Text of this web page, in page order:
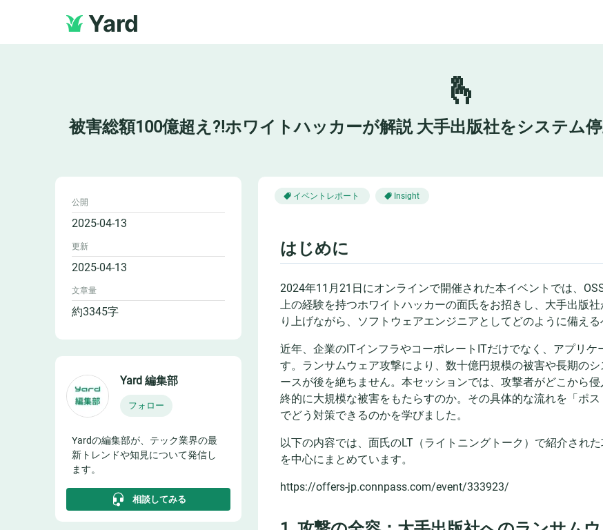
Yard
🫰
被害総額100億超え⁈ホワイトハッカーが解説 大手出版社をシステム
公開
2025-04-13
更新
2025-04-13
文章量
約3345字
Yard 編集部
フォロー
Yardの編集部が、テック業界の最
新トレンドや知見について発信し
ます。
相談してみる
イベントレポート Insight
はじめに
2024年11月21日にオンラインで開催された本イベントでは、
上の経験を持つホワイトハッカーの面氏をお招きし、大手出版
り上げながら、ソフトウェアエンジニアとしてどのように備える
近年、企業のITインフラやコーポレートITだけでなく、アプリ
す。ランサムウェア攻撃により、数十億円規模の被害や長期の
ースが後を絶ちません。本セッションでは、攻撃者がどこから
終的に大規模な被害をもたらすのか。その具体的な流れを「ポ
でどう対策できるのかを学びました。
以下の内容では、面氏のLT（ライトニングトーク）で紹介され
を中心にまとめています。
https://offers-jp.connpass.com/event/333923/